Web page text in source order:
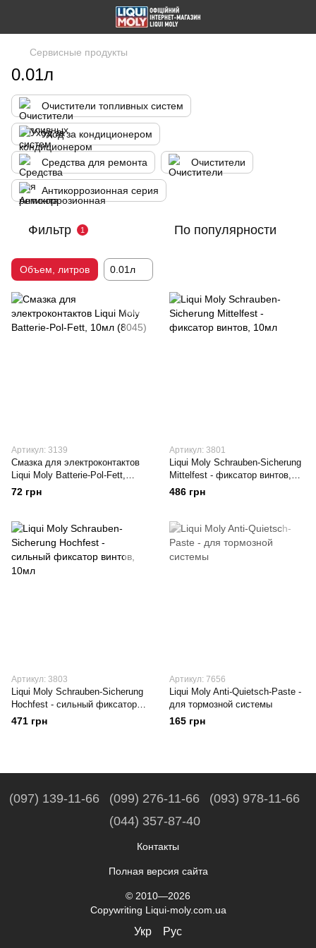
Сервисные продукты
0.01л
Очистители топливных систем
Уход за кондиционером
Средства для ремонта Очистители
Антикоррозионная серия
Фильтр 1 По популярности
Объем, литров 0.01л
Артикул: 3139
Смазка для электроконтактов
Liqui Moly Batterie-Pol-Fett,
10мл (8045)
72 грн
Артикул: 3801
Liqui Moly Schrauben-Sicherung
Mittelfest - фиксатор винтов,
10мл
486 грн
Артикул: 3803
Liqui Moly Schrauben-Sicherung
Hochfest - сильный фиксатор
винтов, 10мл
471 грн
Артикул: 7656
Liqui Moly Anti-Quietsch-Paste -
для тормозной системы
165 грн
(097) 139-11-66 (099) 276-11-66
(093) 978-11-66
(044) 357-87-40
Контакты
Полная версия сайта
© 2010—2026
Copywriting Liqui-moly.com.ua
Укр Рус